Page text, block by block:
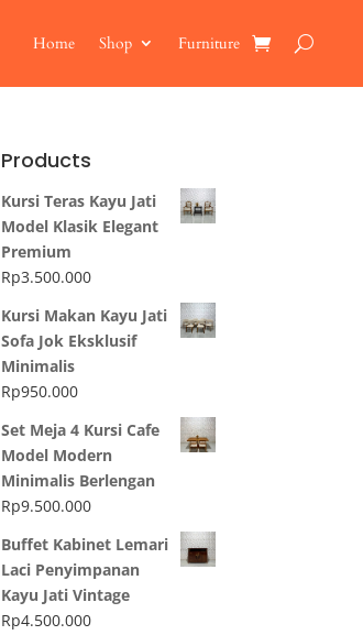
Home Shop Furniture
Products
Kursi Teras Kayu Jati
Model Klasik Elegant
Premium
Rp3.500.000
Kursi Makan Kayu Jati
Sofa Jok Eksklusif
Minimalis
Rp950.000
Set Meja 4 Kursi Cafe
Model Modern
Minimalis Berlengan
Rp9.500.000
Buffet Kabinet Lemari
Laci Penyimpanan
Kayu Jati Vintage
Rp4.500.000